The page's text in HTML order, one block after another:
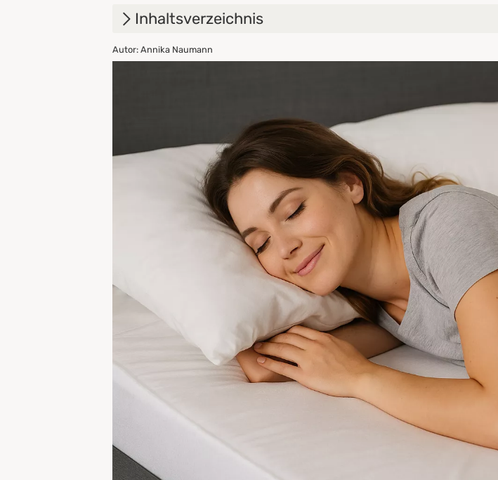
Inhaltsverzeichnis
1. Warum ein Inkontinenz Spannbettlaken von PROCAVE?
Waschbare Inkontinenz Bettlaken – Pflegeleicht & hygienisch
Die richtige Größe für jedes Bett
Jetzt sorglos schlafen – mit PROCAVE
Autor: Annika Naumann